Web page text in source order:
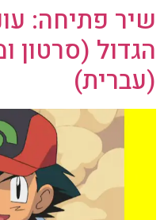
הגדול (סרטון
(עברית)